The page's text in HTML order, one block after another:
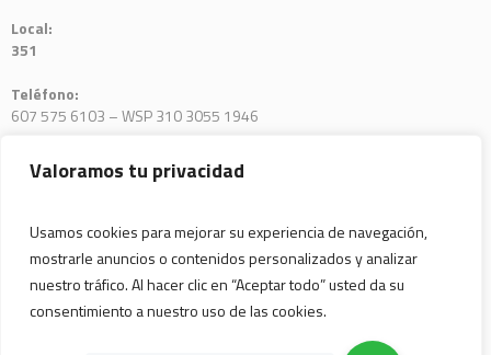
Valoramos tu privacidad
Usamos cookies para mejorar su experiencia de navegación,
mostrarle anuncios o contenidos personalizados y analizar
nuestro tráfico. Al hacer clic en “Aceptar todo” usted da su
consentimiento a nuestro uso de las cookies.
Local:
351
Teléfono:
607 575 6103 – WSP 310 3055 1946
E-mail:
venturaplaza@arrierossemos.com